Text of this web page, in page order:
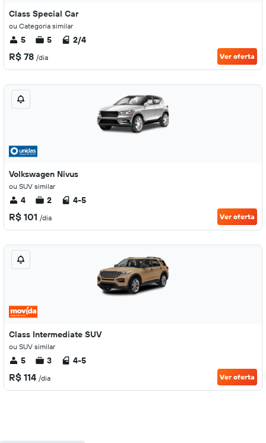
Class Special Car
ou Categoria similar
5 5 2/4
R$ 78 /dia Ver oferta
Volkswagen Nivus
ou SUV similar
4 2 4-5
R$ 101 /dia Ver oferta
Class Intermediate SUV
ou SUV similar
5 3 4-5
R$ 114 /dia Ver oferta